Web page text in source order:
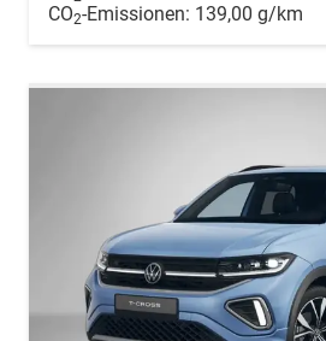
CO2-Emissionen: 139,00 g/km